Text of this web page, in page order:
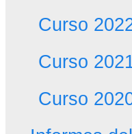
Curso
Curso
Curso